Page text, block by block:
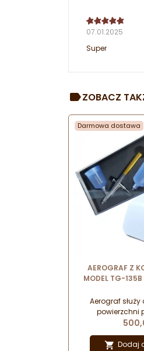
07.01.2025
Super
ZOBACZ
Darmowa dostawa
AEROGRAF Z
MODEL TG-135B
Aerograf
powierzchni
przedmiotów o
kształtach.
malowanie
Cena
 Dodaj